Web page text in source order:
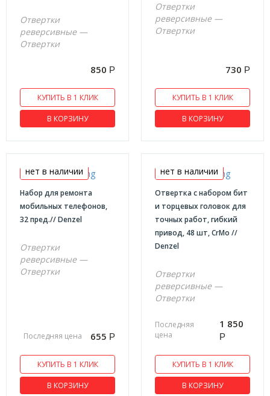
Отвертки
реверсивные —
Отвертки
850 Р
КУПИТЬ В 1 КЛИК
В КОРЗИНУ
Отвертки
реверсивные —
Отвертки
730 Р
КУПИТЬ В 1 КЛИК
В КОРЗИНУ
нет в наличии
Набор для ремонта
мобильных телефонов,
32 пред.// Denzel
Отвертки
реверсивные —
Отвертки
Последняя цена 655 Р
КУПИТЬ В 1 КЛИК
В КОРЗИНУ
нет в наличии
Отвертка с набором бит
и торцевых головок для
точных работ, гибкий
привод, 48 шт, CrMo //
Denzel
Отвертки
реверсивные —
Отвертки
Последняя
цена
1 850
Р
КУПИТЬ В 1 КЛИК
В КОРЗИНУ